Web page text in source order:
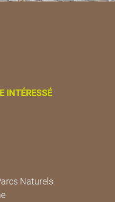
INTÉRESSÉ
Naturels